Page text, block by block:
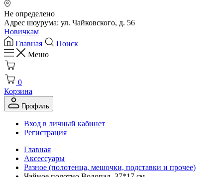
Не определено
Адрес шоурума: ул. Чайковского, д. 56
Новичкам
Главная
Поиск
Меню
0
Корзина
Профиль
Вход в личный кабинет
Регистрация
Главная
Аксессуары
Разное (полотенца, мешочки, подставки и прочее)